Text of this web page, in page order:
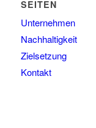
SEITEN
Unternehmen
Nachhaltigkeit
Zielsetzung
Kontakt